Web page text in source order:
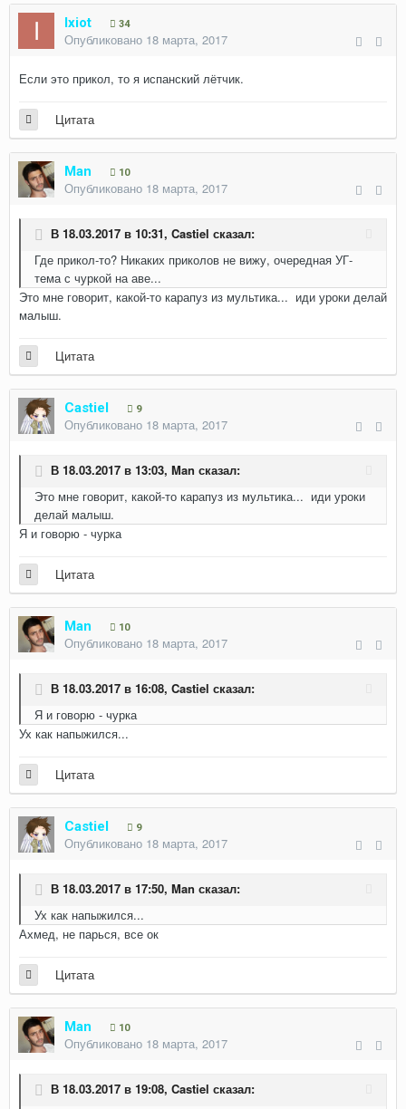
Ixiot 34
Опубликовано 18 марта, 2017
Если это прикол, то я испанский лётчик.
Цитата
Man 10
Опубликовано 18 марта, 2017
В 18.03.2017 в 10:31, Castiel сказал:
Где прикол-то? Никаких приколов не вижу, очередная УГ-
тема с чуркой на аве...
Это мне говорит, какой-то карапуз из мультика... иди уроки делай
малыш.
Цитата
Castiel 9
Опубликовано 18 марта, 2017
В 18.03.2017 в 13:03, Man сказал:
Это мне говорит, какой-то карапуз из мультика... иди уроки
делай малыш.
Я и говорю - чурка
Цитата
Man 10
Опубликовано 18 марта, 2017
В 18.03.2017 в 16:08, Castiel сказал:
Я и говорю - чурка
Ух как напыжился...
Цитата
Castiel 9
Опубликовано 18 марта, 2017
В 18.03.2017 в 17:50, Man сказал:
Ух как напыжился...
Ахмед, не парься, все ок
Цитата
Man 10
Опубликовано 18 марта, 2017
В 18.03.2017 в 19:08, Castiel сказал: